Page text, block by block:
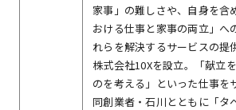
家事」の難しさや、自身を含
おける仕事と家事の両立」へ
れらを解決するサービスの提
株式会社10Xを設立。「献立
のを考える」といった仕事を
同創業者・石川とともに「タ